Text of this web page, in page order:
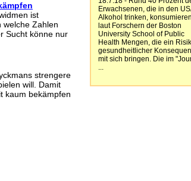
ist
welche Zahlen
Sucht könne nur
strengere
will. Damit
kaum bekämpfen